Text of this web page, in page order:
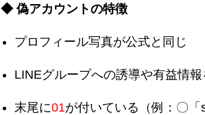
◆ 偽アカウントの特徴
プロフィール写真が公式と同じ
LINEグループへの誘導や有益情
末尾に01が付いている（例：〇